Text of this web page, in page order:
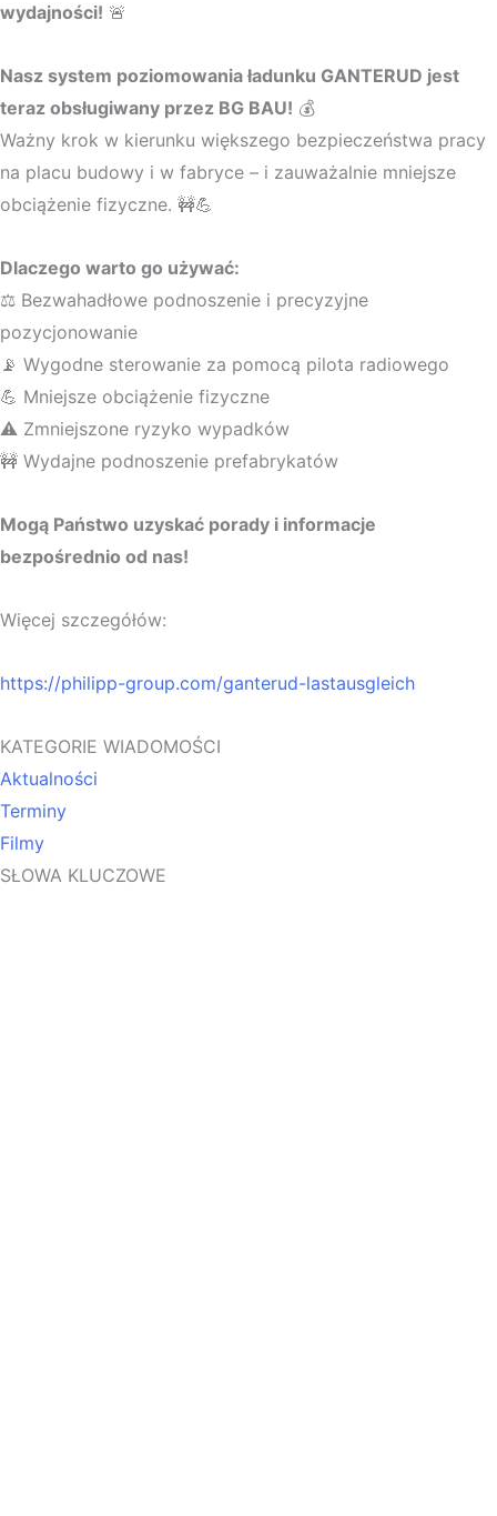
wydajności! 🚨
Nasz system poziomowania ładunku GANTERUD jest
teraz obsługiwany przez BG BAU! 💰
Ważny krok w kierunku większego bezpieczeństwa pracy
na placu budowy i w fabryce – i zauważalnie mniejsze
obciążenie fizyczne. 🚧💪
Dlaczego warto go używać:
⚖️ Bezwahadłowe podnoszenie i precyzyjne
pozycjonowanie
📡 Wygodne sterowanie za pomocą pilota radiowego
💪 Mniejsze obciążenie fizyczne
⚠️ Zmniejszone ryzyko wypadków
🚧 Wydajne podnoszenie prefabrykatów
Mogą Państwo uzyskać porady i informacje
bezpośrednio od nas!
Więcej szczegółów:
https://philipp-group.com/ganterud-lastausgleich
KATEGORIE WIADOMOŚCI
Aktualności
Terminy
Filmy
SŁOWA KLUCZOWE